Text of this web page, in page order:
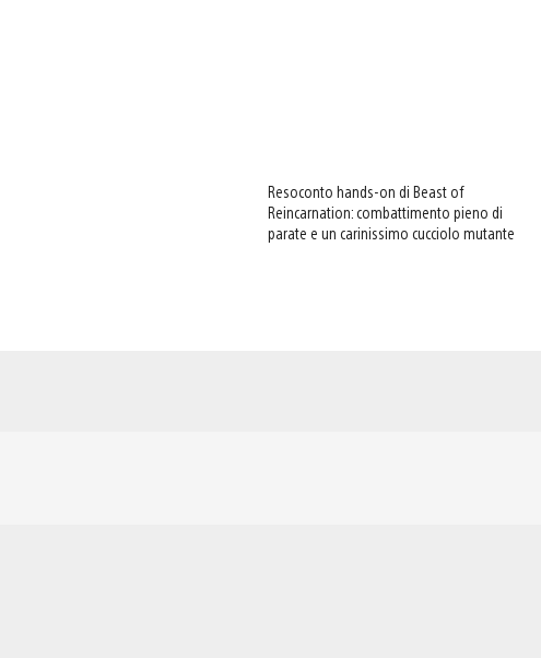
Resoconto hands-on di Beast of
Reincarnation: combattimento pieno di
parate e un carinissimo cucciolo mutante